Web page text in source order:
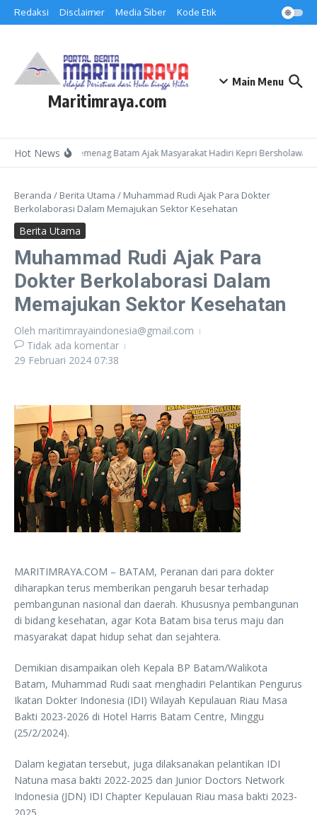
Lewati ke konten
Redaksi Disclaimer Media Siber Kode Etik
Maritimraya.com
Main Menu
Hot NewsKepala Kemenag Batam Ajak Masyarakat Hadiri Kepri Bersholawat 3
Beranda / Berita Utama / Muhammad Rudi Ajak Para Dokter
Berkolaborasi Dalam Memajukan Sektor Kesehatan
Berita Utama
Muhammad Rudi Ajak Para
Dokter Berkolaborasi Dalam
Memajukan Sektor Kesehatan
Oleh maritimrayaindonesia@gmail.com
Tidak ada komentar
29 Februari 2024 07:38
MARITIMRAYA.COM – BATAM, Peranan dari para dokter
diharapkan terus memberikan pengaruh besar terhadap
pembangunan nasional dan daerah. Khususnya pembangunan
di bidang kesehatan, agar Kota Batam bisa terus maju dan
masyarakat dapat hidup sehat dan sejahtera.
Demikian disampaikan oleh Kepala BP Batam/Walikota
Batam, Muhammad Rudi saat menghadiri Pelantikan Pengurus
Ikatan Dokter Indonesia (IDI) Wilayah Kepulauan Riau Masa
Bakti 2023-2026 di Hotel Harris Batam Centre, Minggu
(25/2/2024).
Dalam kegiatan tersebut, juga dilaksanakan pelantikan IDI
Natuna masa bakti 2022-2025 dan Junior Doctors Network
Indonesia (JDN) IDI Chapter Kepulauan Riau masa bakti 2023-